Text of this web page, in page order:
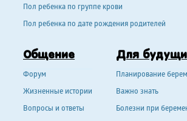
Пол ребенка по группе крови
Пол ребенка по дате рождения родителей
Общение
Форум
Жизненные истории
Вопросы и ответы
Для
Планирование
Важно знать
Болезни при